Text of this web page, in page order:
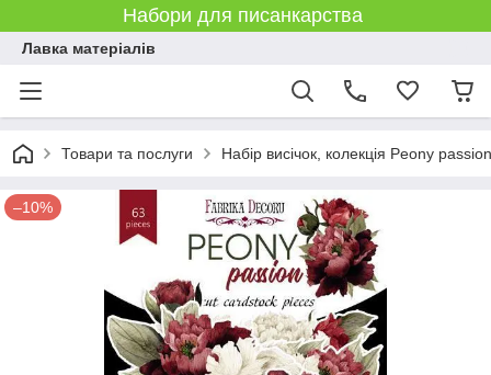
Набори для писанкарства
Лавка матеріалів
Товари та послуги Набір висічок, колекція Peony
–10%